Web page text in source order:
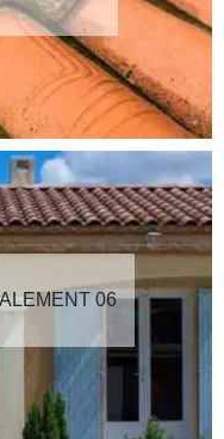
06